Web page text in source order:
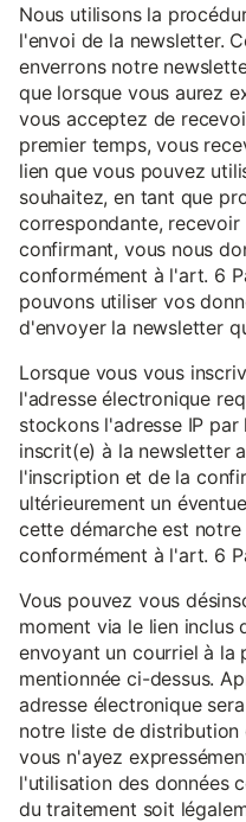
Nous utilisons la
l'envoi de la newsletter.
enverrons notre
que lorsque vous aurez
vous acceptez de
premier temps, vous
lien que vous pouvez
souhaitez, en tant que
correspondante,
confirmant, vous nous
conformément à l'art. 6
pouvons utiliser vos
d'envoyer la newsletter
Lorsque vous vous
l'adresse électronique
stockons l'adresse IP
inscrit(e) à la newsletter
l'inscription et de la
ultérieurement un
cette démarche est
conformément à l'art. 6
Vous pouvez vous
moment via le lien inclus
envoyant un courriel à la
mentionnée ci-dessus.
adresse électronique
notre liste de distribution
vous n'ayez
l'utilisation des données
du traitement soit